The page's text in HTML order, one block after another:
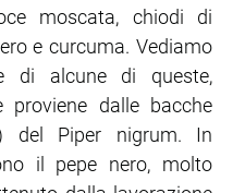
moscata, chiodi di
e curcuma. Vediamo
di alcune di queste,
proviene dalle bacche
del Piper nigrum. In
il pepe nero, molto